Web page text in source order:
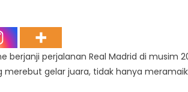
berjanji perjalanan Real Madrid di musim
merebut gelar juara, tidak hanya